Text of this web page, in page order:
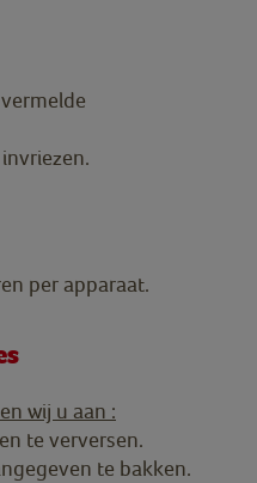
per apparaat.
wij u aan :
te verversen.
te bakken.